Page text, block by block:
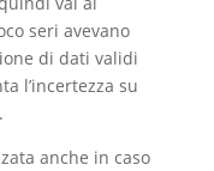
seri avevano
di dati validi
l’incertezza su
anche in caso